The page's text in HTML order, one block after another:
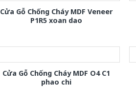
Cửa Gỗ Chống Cháy MDF Veneer
P1R5 xoan dao
Cửa Gỗ Chống Cháy MDF O4 C1
phao chi